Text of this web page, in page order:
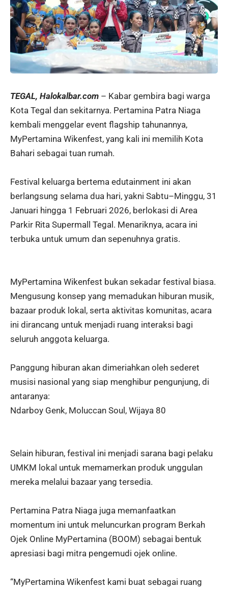
TEGAL, Halokalbar.com – Kabar gembira bagi warga
Kota Tegal dan sekitarnya. Pertamina Patra Niaga
kembali menggelar event flagship tahunannya,
MyPertamina Wikenfest, yang kali ini memilih Kota
Bahari sebagai tuan rumah.
Festival keluarga bertema edutainment ini akan
berlangsung selama dua hari, yakni Sabtu–Minggu, 31
Januari hingga 1 Februari 2026, berlokasi di Area
Parkir Rita Supermall Tegal. Menariknya, acara ini
terbuka untuk umum dan sepenuhnya gratis.
MyPertamina Wikenfest bukan sekadar festival biasa.
Mengusung konsep yang memadukan hiburan musik,
bazaar produk lokal, serta aktivitas komunitas, acara
ini dirancang untuk menjadi ruang interaksi bagi
seluruh anggota keluarga.
Panggung hiburan akan dimeriahkan oleh sederet
musisi nasional yang siap menghibur pengunjung, di
antaranya:
Ndarboy Genk, Moluccan Soul, Wijaya 80
Selain hiburan, festival ini menjadi sarana bagi pelaku
UMKM lokal untuk memamerkan produk unggulan
mereka melalui bazaar yang tersedia.
Pertamina Patra Niaga juga memanfaatkan
momentum ini untuk meluncurkan program Berkah
Ojek Online MyPertamina (BOOM) sebagai bentuk
apresiasi bagi mitra pengemudi ojek online.
“MyPertamina Wikenfest kami buat sebagai ruang